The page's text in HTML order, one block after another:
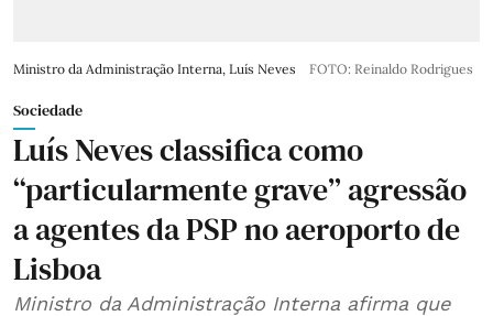
Ministro da Administração Interna, Luís Neves FOTO: Reinaldo Rodrigues
Sociedade
Luís Neves classifica como
“particularmente grave” agressão
a agentes da PSP no aeroporto de
Lisboa
Ministro da Administração Interna afirma que